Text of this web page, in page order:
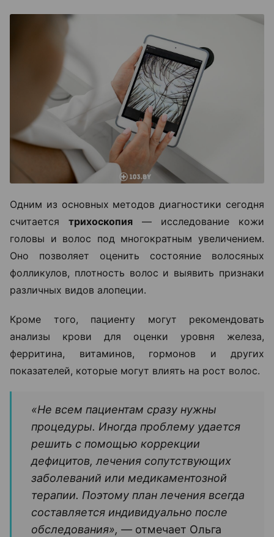
Одним из основных методов диагностики сегодня
считается трихоскопия — исследование кожи
головы и волос под многократным увеличением.
Оно позволяет оценить состояние волосяных
фолликулов, плотность волос и выявить признаки
различных видов алопеции.
Кроме того, пациенту могут рекомендовать
анализы крови для оценки уровня железа,
ферритина, витаминов, гормонов и других
показателей, которые могут влиять на рост волос.
«Не всем пациентам сразу нужны
процедуры. Иногда проблему удается
решить с помощью коррекции
дефицитов, лечения сопутствующих
заболеваний или медикаментозной
терапии. Поэтому план лечения всегда
составляется индивидуально после
обследования», — отмечает Ольга